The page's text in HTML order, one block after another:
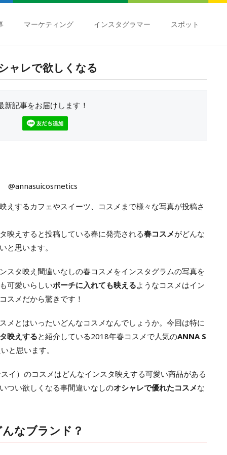
マーケティング インスタグラマー スポット
ャレで欲しくなる
新記事をお届けします！
@annasuicosmetics
えするカフェやスイーツ、コスメまで様々な写真が投稿さ
映えすると投稿している春に発売される春コスメがどんな
と思います。
スタ映え間違いなしの春コスメをインスタグラムの写真を
可愛いらしいポーチに入れても映えるようなコスメはイン
スメだから驚きです！
メとはいったいどんなコスメなんでしょうか。今回は特に
映えすると紹介している2018年春コスメで人気のANNA S
と思います。
イ）のコスメはどんなインスタ映えする可愛い商品がある
つい欲しくなる事間違いなしのオシャレで優れたコスメな
なブランド？